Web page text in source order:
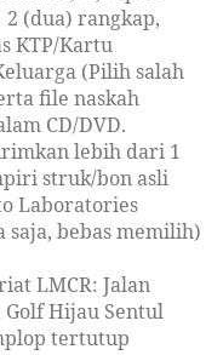
2 (dua) rangkap,
KTP/Kartu
(Pilih salah
file naskah
CD/DVD.
lebih dari 1
struk/bon asli
Laboratories
saja, bebas memilih)
LMCR: Jalan
Golf Hijau Sentul
tertutup